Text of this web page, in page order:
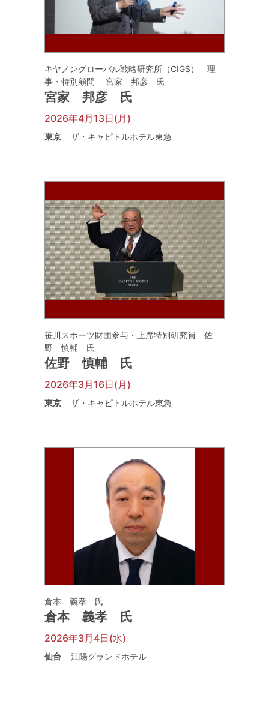
キヤノングローバル戦略研究所（CIGS） 理
事・特別顧問 宮家 邦彦 氏
宮家 邦彦 氏
2026年4月13日(月)
東京 ザ・キャピトルホテル東急
笹川スポーツ財団参与・上席特別研究員 佐
野 慎輔 氏
佐野 慎輔 氏
2026年3月16日(月)
東京 ザ・キャピトルホテル東急
倉本 義孝 氏
倉本 義孝 氏
2026年3月4日(水)
仙台 江陽グランドホテル